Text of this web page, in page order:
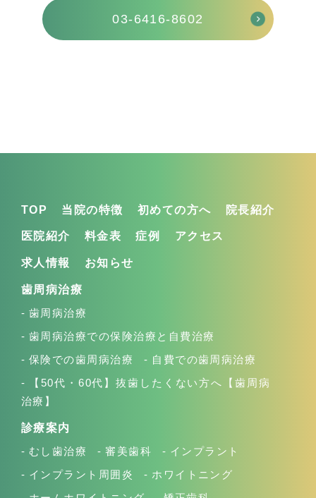
03-6416-8602
TOP 当院の特徴 初めての方へ 院長紹介
医院紹介 料金表 症例 アクセス
求人情報 お知らせ
歯周病治療
歯周病治療
歯周病治療での保険治療と自費治療
保険での歯周病治療 自費での歯周病治療
【50代・60代】抜歯したくない方へ【歯周病
治療】
診療案内
むし歯治療 審美歯科 インプラント
インプラント周囲炎 ホワイトニング